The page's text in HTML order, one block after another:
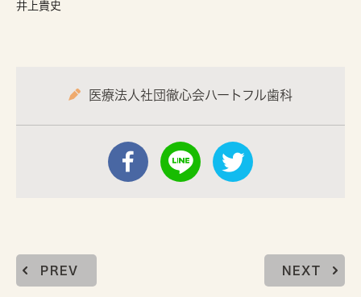
井上貴史
医療法人社団徹心会ハートフル歯科
PREV NEXT